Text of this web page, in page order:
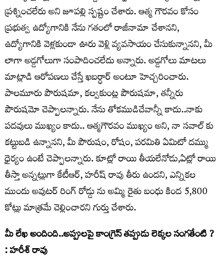
ప్ర‌శ్నించ‌లేరు అని జూపల్లి స్పష్టం చేశారు. ఆత్మ గౌర‌వం కోసం
ప్ర‌భుత్వ ఉద్యోగానికి నేను గ‌తంలో రాజీనామా చేశానని,
ఉద్యోగానికి వెళ్ల‌కుండా ఊరు వెళ్లి వ్య‌వ‌సాయం చేసుకున్నానని, మీ
లాగా అడ్డ‌గోలుగా సంపాదించ‌లేదు అన్నారు. అడ్డ‌గోలు మాటలు
మాట్లాడి ఆరోప‌ణ‌లు చేస్తే ఖబర్ధార్ అంటూ హెచ్చరించారు.
పాల‌మూరు పౌరుష‌మా, క‌ల్వ‌కుంట్ల పౌరుష‌మా, త‌న్నీరు
పౌరుష‌మో చెప్పాలన్నారు. నేను తోక‌ముడిచేవాన్నీ కాదు..నాకు
ప‌ద‌వులు ముఖ్యం కాదు.. ఆత్మ‌గౌర‌వం ముఖ్యం అని, నా స‌వాల్ కు
క‌ట్టుబ‌డి ఉన్నానని, మీ పౌరుషం, రోషం, ప‌ర‌మితి ఏమిటో ద‌మ్ము
ధైర్యం ఉంటే చెప్పాలన్నారు. కూట్లో రాయి తీయలేనోడు,ఏట్లో రాయి
తీస్తా అన్నట్లుగా కేటీఆర్, హరీష్ రావు తీరు ఉందని, ఎన్నికల
ముందు అవుటర్ రింగ్ రోడ్డు ను అమ్మి రైతు బంధు కింద 5,800
కోట్లు మాత్రమే చెల్లించారని గుర్తు చేశారు.
మీ లేఖ అందింది..అప్పులపై కాంగ్రెస్ తప్పుడు లెక్కల సంగతేంటి ?
: హరీశ్ రావు